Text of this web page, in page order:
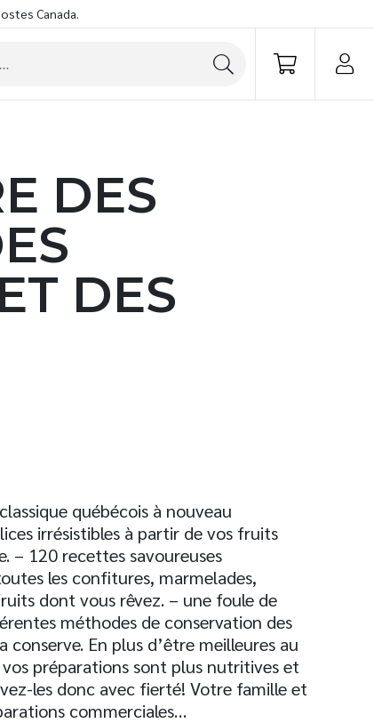
Canada.
DES
DES
québécois à nouveau
irrésistibles à partir de vos fruits
– 120 recettes savoureuses
les confitures, marmelades,
dont vous rêvez. – une foule de
méthodes de conservation des
En plus d’être meilleures au
préparations sont plus nutritives et
les donc avec fierté! Votre famille et
commerciales…